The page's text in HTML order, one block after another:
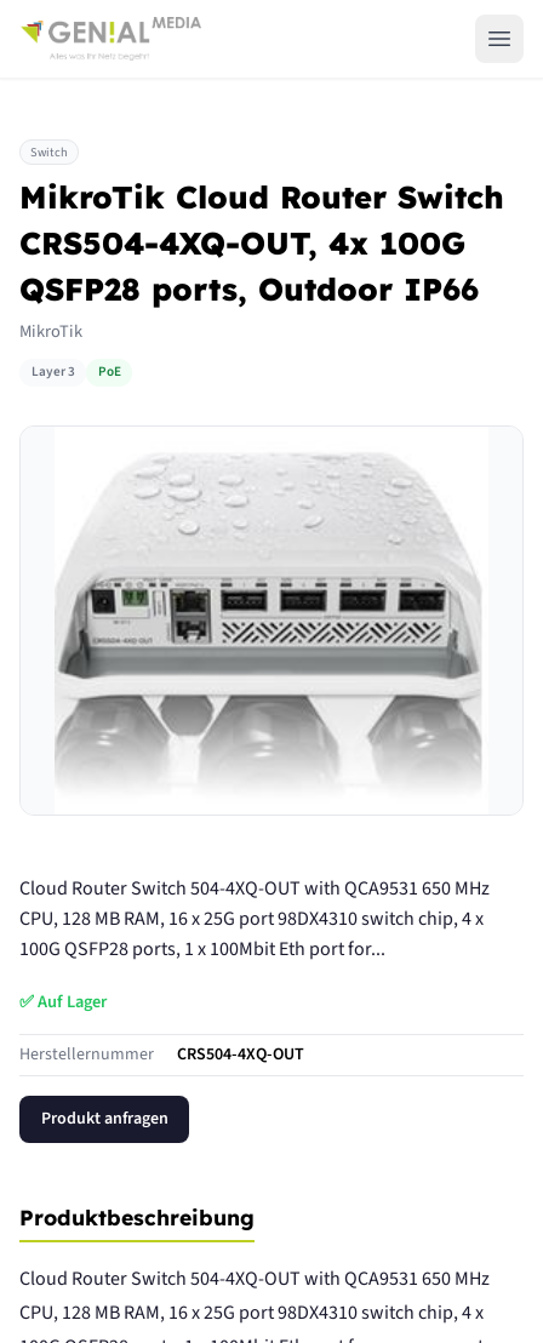
Switch
MikroTik Cloud Router Switch
CRS504-4XQ-OUT, 4x 100G
QSFP28 ports, Outdoor IP66
MikroTik
Layer 3 PoE
Cloud Router Switch 504-4XQ-OUT with QCA9531 650 MHz
CPU, 128 MB RAM, 16 x 25G port 98DX4310 switch chip, 4 x
100G QSFP28 ports, 1 x 100Mbit Eth port for...
✅ Auf Lager
Herstellernummer CRS504-4XQ-OUT
Produkt anfragen
Produktbeschreibung
Cloud Router Switch 504-4XQ-OUT with QCA9531 650 MHz
CPU, 128 MB RAM, 16 x 25G port 98DX4310 switch chip, 4 x